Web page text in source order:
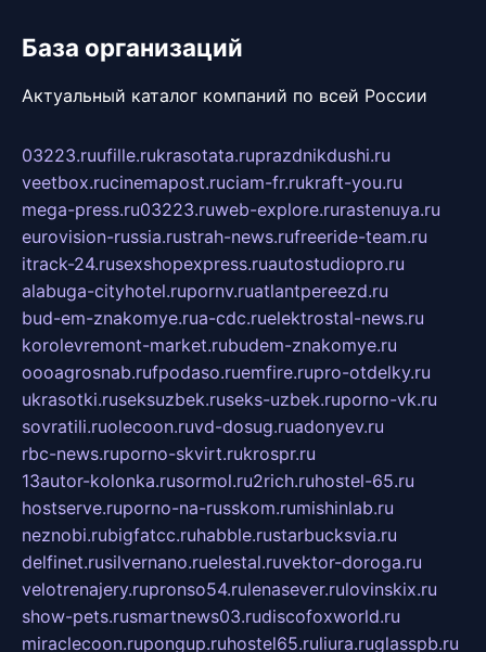
База организаций
Актуальный каталог компаний по всей России
03223.ruufille.rukrasotata.ruprazdnikdushi.ru
veetbox.rucinemapost.ruciam-fr.rukraft-you.ru
mega-press.ru03223.ruweb-explore.rurastenuya.ru
eurovision-russia.rustrah-news.rufreeride-team.ru
itrack-24.rusexshopexpress.ruautostudiopro.ru
alabuga-cityhotel.rupornv.ruatlantpereezd.ru
bud-em-znakomye.rua-cdc.ruelektrostal-news.ru
korolevremont-market.rubudem-znakomye.ru
oooagrosnab.rufpodaso.ruemfire.rupro-otdelky.ru
ukrasotki.ruseksuzbek.ruseks-uzbek.ruporno-vk.ru
sovratili.ruolecoon.ruvd-dosug.ruadonyev.ru
rbc-news.ruporno-skvirt.rukrospr.ru
13autor-kolonka.rusormol.ru2rich.ruhostel-65.ru
hostserve.ruporno-na-russkom.rumishinlab.ru
neznobi.rubigfatcc.ruhabble.rustarbucksvia.ru
delfinet.rusilvernano.ruelestal.ruvektor-doroga.ru
velotrenajery.rupronso54.rulenasever.rulovinskix.ru
show-pets.rusmartnews03.rudiscofoxworld.ru
miraclecoon.rupongup.ruhostel65.ruliura.ruglasspb.ru